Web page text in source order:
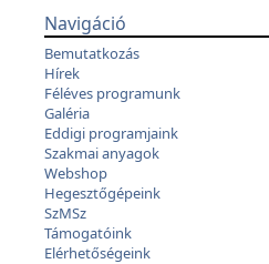
Navigáció
Bemutatkozás
Hírek
Féléves programunk
Galéria
Eddigi programjaink
Szakmai anyagok
Webshop
Hegesztőgépeink
SzMSz
Támogatóink
Elérhetőségeink